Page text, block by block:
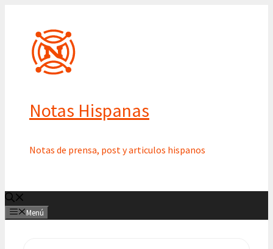
contenido
Notas Hispanas
Notas de prensa, post y articulos hispanos
Menú